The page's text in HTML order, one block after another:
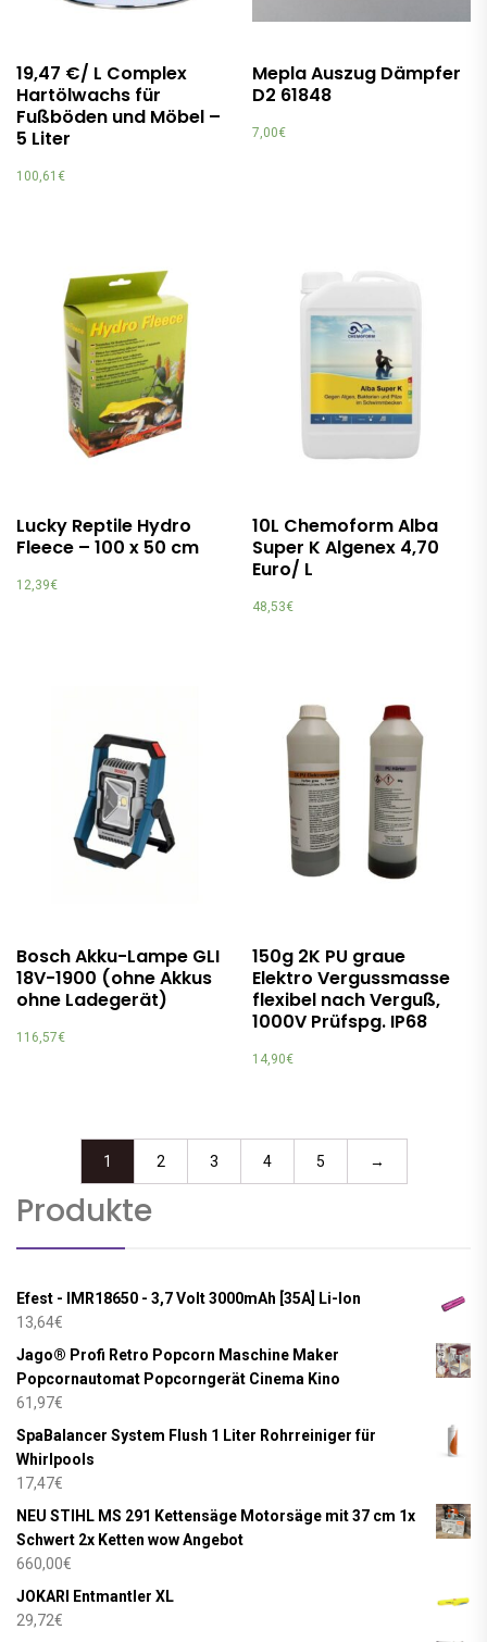
19,47 €/ L Complex
Hartölwachs für
Fußböden und Möbel –
5 Liter
100,61 €
Mepla Auszug Dämpfer
D2 61848
7,00€
Lucky Reptile Hydro
Fleece – 100 x 50 cm
12,39€
10L Chemoform Alba
Super K Algenex 4,70
Euro/ L
48,53€
Bosch Akku-Lampe GLI
18V-1900 (ohne Akkus
ohne Ladegerät)
116,57€
150g 2K PU graue
Elektro Vergussmasse
flexibel nach Verguß,
1000V Prüfspg. IP68
14,90€
1 2 3 4 5 →
Produkte
Efest - IMR18650 - 3,7 Volt 3000mAh [35A] Li-Ion
13,64€
Jago® Profi Retro Popcorn Maschine Maker
Popcornautomat Popcorngerät Cinema Kino
61,97€
SpaBalancer System Flush 1 Liter Rohrreiniger für
Whirlpools
17,47€
NEU STIHL MS 291 Kettensäge Motorsäge mit 37 cm 1x
Schwert 2x Ketten wow Angebot
660,00€
JOKARI Entmantler XL
29,72€